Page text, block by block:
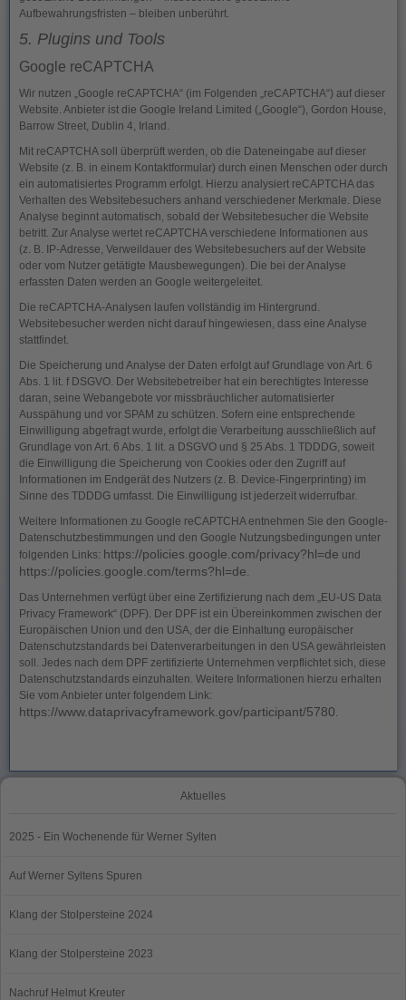
Aufbewahrungsfristen – bleiben unberührt.
5. Plugins und Tools
Google reCAPTCHA
Wir nutzen „Google reCAPTCHA“ (im Folgenden „reCAPTCHA“) auf dieser
Website. Anbieter ist die Google Ireland Limited („Google“), Gordon House,
Barrow Street, Dublin 4, Irland.
Mit reCAPTCHA soll überprüft werden, ob die Dateneingabe auf dieser
Website (z. B. in einem Kontaktformular) durch einen Menschen oder durch
ein automatisiertes Programm erfolgt. Hierzu analysiert reCAPTCHA das
Verhalten des Websitebesuchers anhand verschiedener Merkmale. Diese
Analyse beginnt automatisch, sobald der Websitebesucher die Website
betritt. Zur Analyse wertet reCAPTCHA verschiedene Informationen aus
(z. B. IP-Adresse, Verweildauer des Websitebesuchers auf der Website
oder vom Nutzer getätigte Mausbewegungen). Die bei der Analyse
erfassten Daten werden an Google weitergeleitet.
Die reCAPTCHA-Analysen laufen vollständig im Hintergrund.
Websitebesucher werden nicht darauf hingewiesen, dass eine Analyse
stattfindet.
Die Speicherung und Analyse der Daten erfolgt auf Grundlage von Art. 6
Abs. 1 lit. f DSGVO. Der Websitebetreiber hat ein berechtigtes Interesse
daran, seine Webangebote vor missbräuchlicher automatisierter
Ausspähung und vor SPAM zu schützen. Sofern eine entsprechende
Einwilligung abgefragt wurde, erfolgt die Verarbeitung ausschließlich auf
Grundlage von Art. 6 Abs. 1 lit. a DSGVO und § 25 Abs. 1 TDDDG, soweit
die Einwilligung die Speicherung von Cookies oder den Zugriff auf
Informationen im Endgerät des Nutzers (z. B. Device-Fingerprinting) im
Sinne des TDDDG umfasst. Die Einwilligung ist jederzeit widerrufbar.
Weitere Informationen zu Google reCAPTCHA entnehmen Sie den Google-
Datenschutzbestimmungen und den Google Nutzungsbedingungen unter
folgenden Links: https://policies.google.com/privacy?hl=de und
https://policies.google.com/terms?hl=de.
Das Unternehmen verfügt über eine Zertifizierung nach dem „EU-US Data
Privacy Framework“ (DPF). Der DPF ist ein Übereinkommen zwischen der
Europäischen Union und den USA, der die Einhaltung europäischer
Datenschutzstandards bei Datenverarbeitungen in den USA gewährleisten
soll. Jedes nach dem DPF zertifizierte Unternehmen verpflichtet sich, diese
Datenschutzstandards einzuhalten. Weitere Informationen hierzu erhalten
Sie vom Anbieter unter folgendem Link:
https://www.dataprivacyframework.gov/participant/5780.
Aktuelles
2025 - Ein Wochenende für Werner Sylten
Auf Werner Syltens Spuren
Klang der Stolpersteine 2024
Klang der Stolpersteine 2023
Nachruf Helmut Kreuter